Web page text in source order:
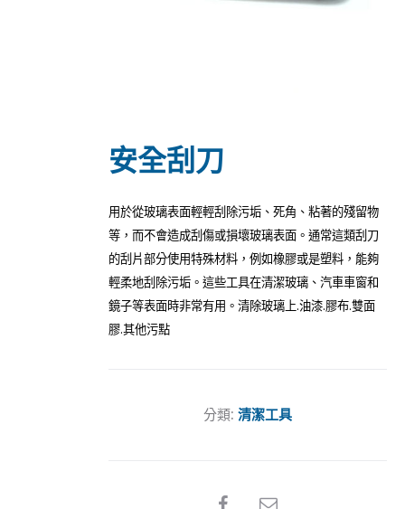
安全刮刀
用於從玻璃表面輕輕刮除污垢、死角、粘著的殘留物
等，而不會造成刮傷或損壞玻璃表面。通常這類刮刀
的刮片部分使用特殊材料，例如橡膠或是塑料，能夠
輕柔地刮除污垢。這些工具在清潔玻璃、汽車車窗和
鏡子等表面時非常有用。清除玻璃上.油漆.膠布.雙面
膠.其他污點
分類: 清潔工具
SHARE